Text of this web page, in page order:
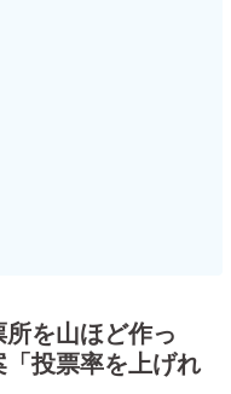
所を山ほど作っ
投票率を上げれ